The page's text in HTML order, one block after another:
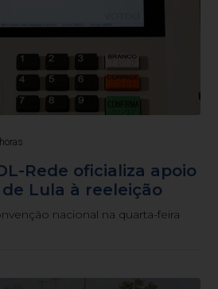
Rede oficializa apoio
Lula à reeleição
nacional na quarta-feira